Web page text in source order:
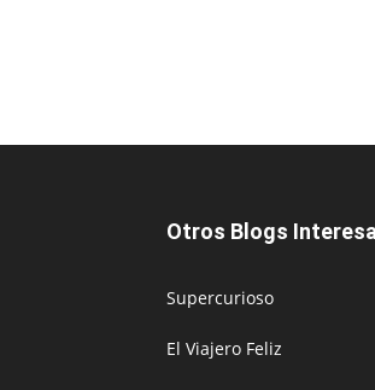
Otros Blogs
Supercurioso
El Viajero Feliz